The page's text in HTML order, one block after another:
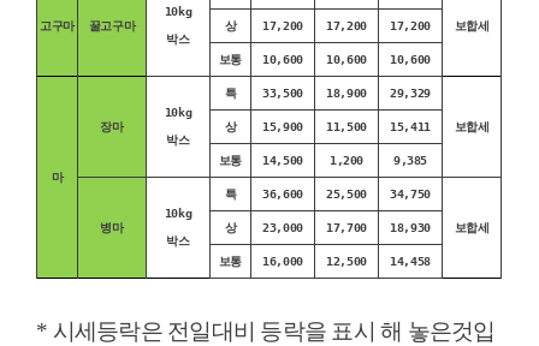
고구마 꿀고구마
10kg
박스
보합세
상 17,200 17,200 17,200
보통 10,600 10,600 10,600
마
장마
10kg
박스
특 33,500 18,900 29,329
보합세
상 15,900 11,500 15,411
보통 14,500 1,200 9,385
병마
10kg
박스
특 36,600 25,500 34,750
보합세
상 23,000 17,700 18,930
보통 16,000 12,500 14,458
* 시세등락은 전일대비 등락을 표시 해 놓은것입